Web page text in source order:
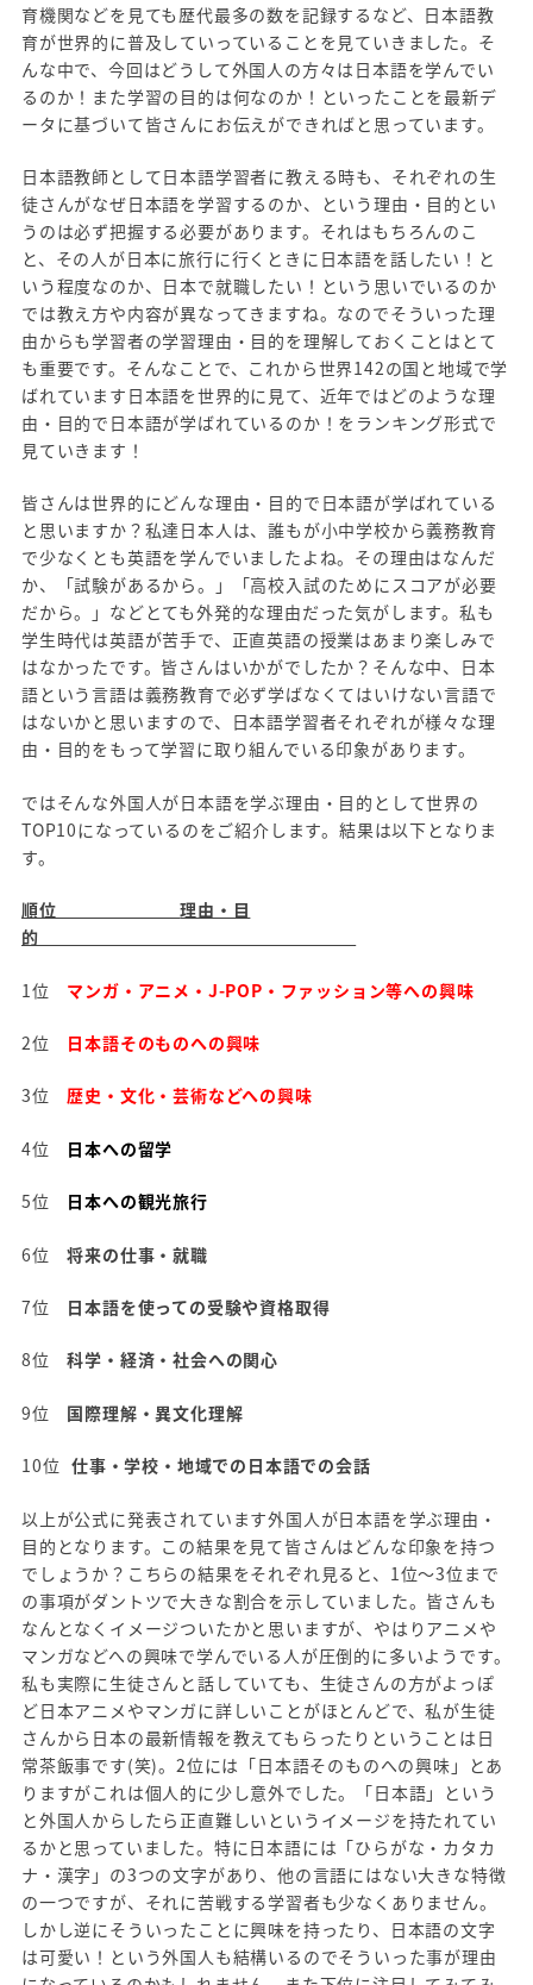
育機関などを見ても歴代最多の数を記録するなど、日本語教
育が世界的に普及していっていることを見ていきました。そ
んな中で、今回はどうして外国人の方々は日本語を学んでい
るのか！また学習の目的は何なのか！といったことを最新デ
ータに基づいて皆さんにお伝えができればと思っています。
日本語教師として日本語学習者に教える時も、それぞれの生
徒さんがなぜ日本語を学習するのか、という理由・目的とい
うのは必ず把握する必要があります。それはもちろんのこ
と、その人が日本に旅行に行くときに日本語を話したい！と
いう程度なのか、日本で就職したい！という思いでいるのか
では教え方や内容が異なってきますね。なのでそういった理
由からも学習者の学習理由・目的を理解しておくことはとて
も重要です。そんなことで、これから世界142の国と地域で学
ばれています日本語を世界的に見て、近年ではどのような理
由・目的で日本語が学ばれているのか！をランキング形式で
見ていきます！
皆さんは世界的にどんな理由・目的で日本語が学ばれている
と思いますか？私達日本人は、誰もが小中学校から義務教育
で少なくとも英語を学んでいましたよね。その理由はなんだ
か、「試験があるから。」「高校入試のためにスコアが必要
だから。」などとても外発的な理由だった気がします。私も
学生時代は英語が苦手で、正直英語の授業はあまり楽しみで
はなかったです。皆さんはいかがでしたか？そんな中、日本
語という言語は義務教育で必ず学ばなくてはいけない言語で
はないかと思いますので、日本語学習者それぞれが様々な理
由・目的をもって学習に取り組んでいる印象があります。
ではそんな外国人が日本語を学ぶ理由・目的として世界の
TOP10になっているのをご紹介します。結果は以下となりま
す。
順位理由・目
的
1位 マンガ・アニメ・J-POP・ファッション等への興味
2位 日本語そのものへの興味
3位歴史・文化・芸術などへの興味
4位 日本への留学
5位 日本への観光旅行
6位将来の仕事・就職
7位 日本語を使っての受験や資格取得
8位科学・経済・社会への関心
9位 国際理解・異文化理解
10位 仕事・学校・地域での日本語での会話
以上が公式に発表されています外国人が日本語を学ぶ理由・
目的となります。この結果を見て皆さんはどんな印象を持つ
でしょうか？こちらの結果をそれぞれ見ると、1位～3位まで
の事項がダントツで大きな割合を示していました。皆さんも
なんとなくイメージついたかと思いますが、やはりアニメや
マンガなどへの興味で学んでいる人が圧倒的に多いようです。
私も実際に生徒さんと話していても、生徒さんの方がよっぽ
ど日本アニメやマンガに詳しいことがほとんどで、私が生徒
さんから日本の最新情報を教えてもらったりということは日
常茶飯事です(笑)。2位には「日本語そのものへの興味」とあ
りますがこれは個人的に少し意外でした。「日本語」という
と外国人からしたら正直難しいというイメージを持たれてい
るかと思っていました。特に日本語には「ひらがな・カタカ
ナ・漢字」の3つの文字があり、他の言語にはない大きな特徴
の一つですが、それに苦戦する学習者も少なくありません。
しかし逆にそういったことに興味を持ったり、日本語の文字
は可愛い！という外国人も結構いるのでそういった事が理由